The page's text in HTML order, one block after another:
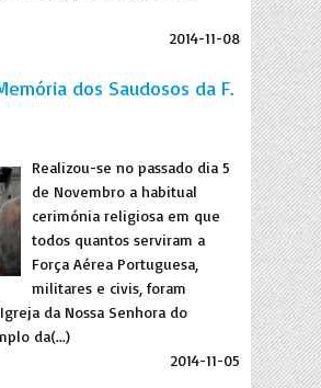
2014-11-08
dos Saudosos da F.
Realizou-se no passado dia 5
de Novembro a habitual
cerimónia religiosa em que
todos quantos serviram a
Força Aérea Portuguesa,
militares e civis, foram
da Nossa Senhora do
da(...)
2014-11-05